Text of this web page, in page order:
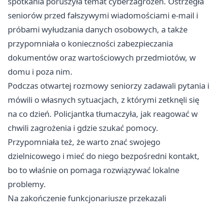
seniorów przed fałszywymi wiadomościami e-mail i
próbami wyłudzania danych osobowych, a także
przypomniała o konieczności zabezpieczania
dokumentów oraz wartościowych przedmiotów, w
domu i poza nim.
Podczas otwartej rozmowy seniorzy zadawali pytania i
mówili o własnych sytuacjach, z którymi zetknęli się
na co dzień. Policjantka tłumaczyła, jak reagować w
chwili zagrożenia i gdzie szukać pomocy.
Przypomniała też, że warto znać swojego
dzielnicowego i mieć do niego bezpośredni kontakt,
bo to właśnie on pomaga rozwiązywać lokalne
problemy.
Na zakończenie funkcjonariusze przekazali